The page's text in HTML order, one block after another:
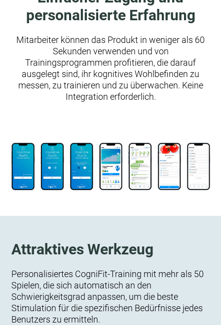
personalisierte Erfahrung
Mitarbeiter können das Produkt in weniger als 60
Sekunden verwenden und von
Trainingsprogrammen profitieren, die darauf
ausgelegt sind, ihr kognitives Wohlbefinden zu
messen, zu trainieren und zu überwachen. Keine
Integration erforderlich.
Attraktives Werkzeug
Personalisiertes CogniFit-Training mit mehr als 50
Spielen, die sich automatisch an den
Schwierigkeitsgrad anpassen, um die beste
Stimulation für die spezifischen Bedürfnisse jedes
Benutzers zu ermitteln.